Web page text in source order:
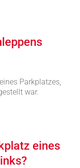
Parkplatzes,
war.
eines